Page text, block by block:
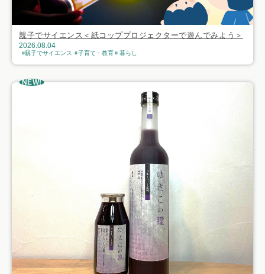
親子でサイエンス＜紙コッププロジェクターで遊んでみよう＞
2026.08.04
親子でサイエンス 子育て・教育 暮らし
NEW!